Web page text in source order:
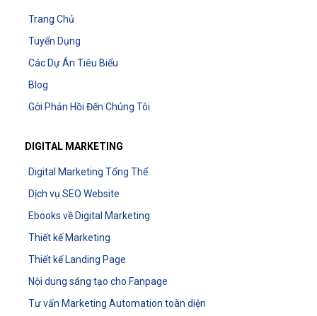
Trang Chủ
Tuyển Dụng
Các Dự Án Tiêu Biểu
Blog
Gởi Phản Hồi Đến Chúng Tôi
DIGITAL MARKETING
Digital Marketing Tổng Thể
Dịch vụ SEO Website
Ebooks về Digital Marketing
Thiết kế Marketing
Thiết kế Landing Page
Nội dung sáng tạo cho Fanpage
Tư vấn Marketing Automation toàn diện